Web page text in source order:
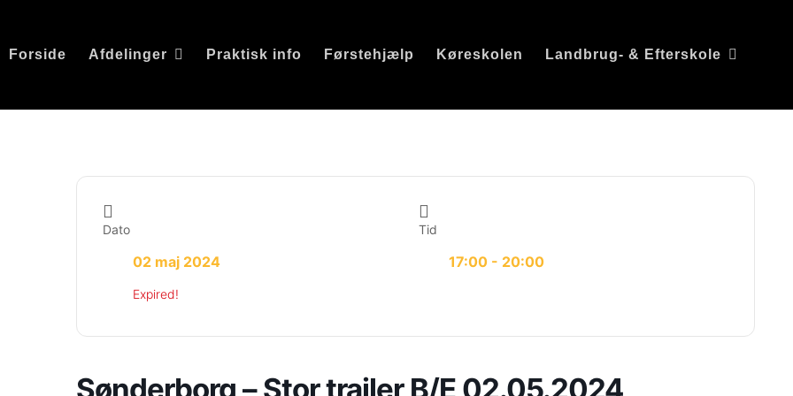
Forside Afdelinger Praktisk info Førstehjælp Køreskolen Landbrug- & Efterskole
Dato
02 maj 2024
Expired!
Tid
17:00 - 20:00
Sønderborg – Stor trailer B/E 02.05.2024